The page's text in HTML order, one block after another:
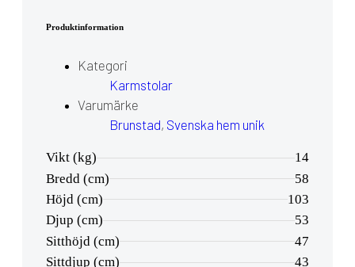
Produktinformation
Kategori
Karmstolar
Varumärke
Brunstad, Svenska hem unik
Vikt (kg)
14
Bredd (cm)
58
Höjd (cm)
103
Djup (cm)
53
Sitthöjd (cm)
47
Sittdjup (cm)
43